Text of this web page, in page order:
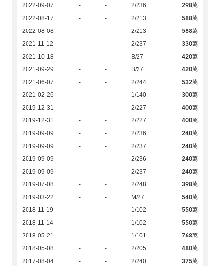
2022-09-07 - - 2/236 298萬
2022-08-17 - - 2/213 588萬
2022-08-08 - - 2/213 588萬
2021-11-12 - - 2/237 330萬
2021-10-18 - - B/27 420萬
2021-09-29 - - B/27 420萬
2021-06-07 - - 2/244 532萬
2021-02-26 - - 1/140 300萬
2019-12-31 - - 2/227 400萬
2019-12-31 - - 2/227 400萬
2019-09-09 - - 2/236 240萬
2019-09-09 - - 2/237 240萬
2019-09-09 - - 2/236 240萬
2019-09-09 - - 2/237 240萬
2019-07-08 - - 2/248 398萬
2019-03-22 - - M/27 540萬
2018-11-19 - - 1/102 550萬
2018-11-14 - - 1/102 550萬
2018-05-21 - - 1/101 768萬
2018-05-08 - - 2/205 480萬
2017-08-04 - - 2/240 375萬